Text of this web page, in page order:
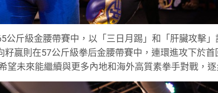
公斤級金腰帶賽中，以「三日月踢」和「肝臟攻擊
嬴則在57公斤級拳后金腰帶賽中，連環進攻下於首
望未來能繼續與更多內地和海外高質素拳手對戰，逐